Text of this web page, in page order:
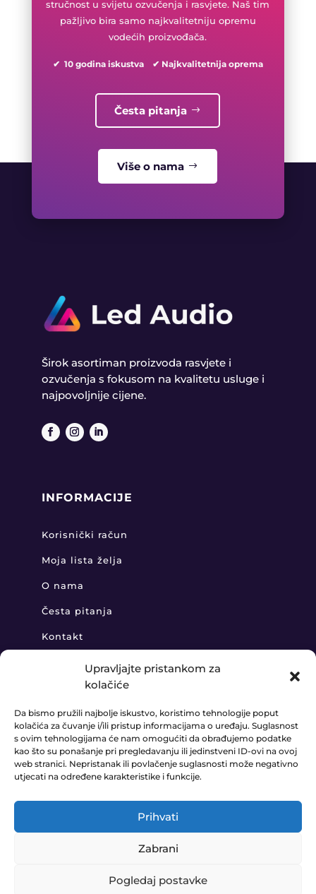
Upravljajte pristankom za
kolačiće
Da bismo pružili najbolje iskustvo, koristimo tehnologije poput
kolačića za čuvanje i/ili pristup informacijama o uređaju. Suglasnost
s ovim tehnologijama će nam omogućiti da obrađujemo podatke
kao što su ponašanje pri pregledavanju ili jedinstveni ID-ovi na ovoj
web stranici. Nepristanak ili povlačenje suglasnosti može negativno
utjecati na određene karakteristike i funkcije.
Prihvati
Zabrani
Pogledaj postavke
stručnost u svijetu ozvučenja i rasvjete. Naš tim
pažljivo bira samo najkvalitetniju opremu
vodećih proizvođača.
✔ 10 godina iskustva ✔ Najkvalitetnija oprema
Česta pitanja
Više o nama
Širok asortiman proizvoda rasvjete i
ozvučenja s fokusom na kvalitetu usluge i
najpovoljnije cijene.
INFORMACIJE
Korisnički račun
Moja lista želja
O nama
Česta pitanja
Kontakt
 +385 91 888 6406
 prodaja@ledaudio.hr
© LEDAUDIO d.o.o. 2023. Website made by